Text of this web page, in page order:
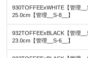
930TOFFEExWHITE【管理
25.0cm【管理__S-8__】
932TOFFEExBLACK【管理
23.0cm【管理__S-6__】